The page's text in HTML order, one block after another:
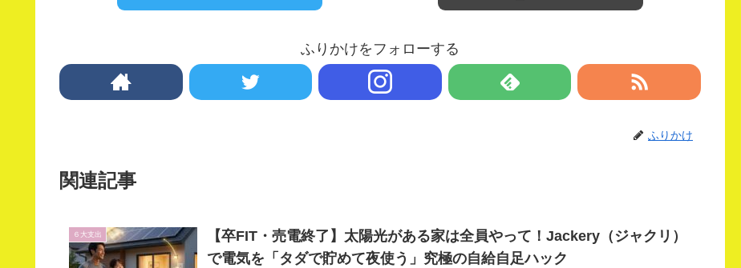
ふりかけをフォローする
ふりかけ
関連記事
６大支出
【卒FIT・売電終了】太陽光がある家は全員やって！Jackery（ジャクリ）
で電気を「タダで貯めて夜使う」究極の自給自足ハック